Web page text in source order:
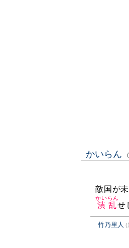
かいらん
敵国が
潰乱
かいらん
せ
竹乃里人 (